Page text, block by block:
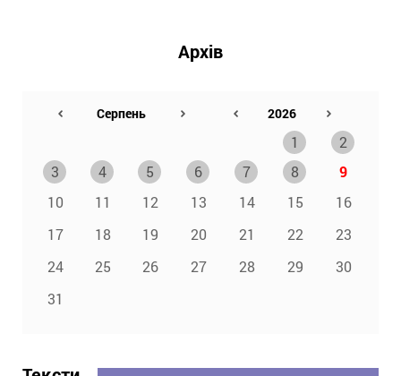
Архів
1
2
3
4 5 6 7 8
9
10
11 12 13 14 15
16
17
18 19 20 21 22
23
24
25 26 27 28 29
30
31